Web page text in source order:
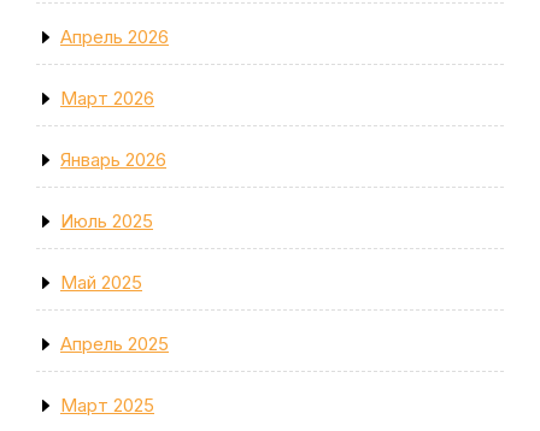
Апрель 2026
Март 2026
Январь 2026
Июль 2025
Май 2025
Апрель 2025
Март 2025